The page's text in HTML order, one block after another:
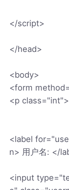
</script>
</head>
<body>
<form
<p class="int">
<label
n> 用户名: </
<input